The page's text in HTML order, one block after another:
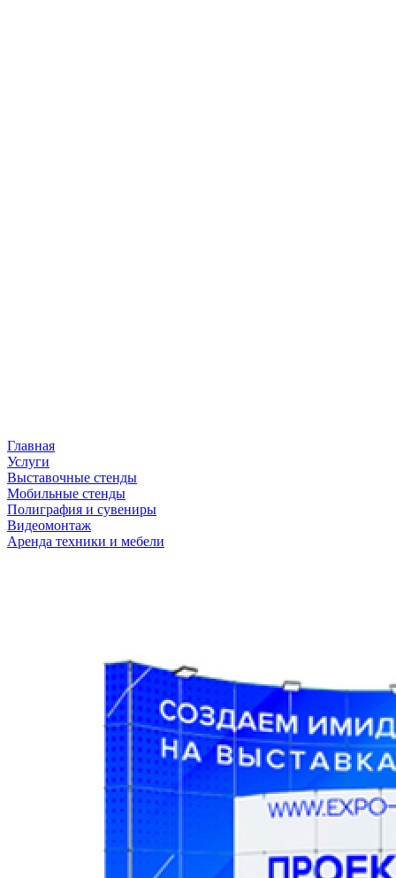
Главная
Услуги
Выставочные стенды
Мобильные стенды
Полиграфия и сувениры
Видеомонтаж
Аренда техники и мебели